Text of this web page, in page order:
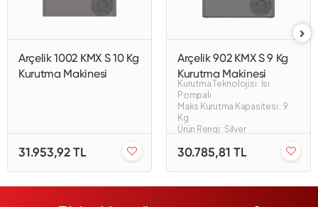
Arçelik 1002 KMX S 10 Kg
Kurutma Makinesi
31.953,92 TL
Arçelik 902 KMX S 9 Kg
Kurutma Makinesi
Kurutma Teknolojisi : Isı
Pompalı
Maks Kurutma Kapasitesi : 9
Kg
Ürün Rengi : Silver
30.785,81 TL